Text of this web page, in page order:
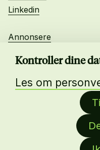
Kontroller dine
Les om
Linkedin
Annonsere
Daglig leder:
Anne-Lise Mørch von
Malin Sundby Revaa